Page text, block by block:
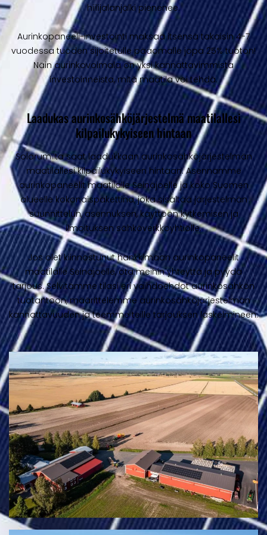
hiilijalanjälki pienenee.
Aurinkopaneeli-investointi maksaa itsensä takaisin 4-7
vuodessa tuoden sijoitetulle pääomalle jopa 25% tuoton!
Näin aurinkovoimala on yksi kannattavimmista
investoinneista, mitä maatila voi tehdä.
Laadukas aurinkosähköjärjestelmä maatilallesi
kilpailukykyiseen hintaan
Solarumilta saat laadukkaan aurinkosähköjärjestelmän
maatilallesi kilpailukykyiseen hintaan. Asennamme
aurinkopaneelit maatilalle Seinäjoelle ja koko Suomen
alueelle kokonaispakettina, joka sisältää järjestelmän
suunnittelun, asennuksen, käyttöön kytkemisen ja
ilmoituksen sähköverkkoyhtiölle.
Jos olet kiinnostunut hankkimaan aurinkopaneelit
maatilalle Seinäjoelle, ota meihin yhteyttä ja pyydä
tarjous. Selvitämme tilasi eri vaihdoehdot aurinkosähkön
tuotantoon, määrittelemme aurinkosähköjärjestelmän
kannattavuuden ja teemme teille tarjouksen laskelmineen.